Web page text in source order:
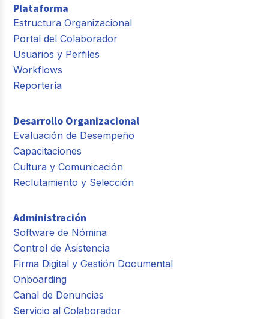
Plataforma
Estructura Organizacional
Portal del Colaborador
Usuarios y Perfiles
Workflows
Reportería
Desarrollo Organizacional
Evaluación de Desempeño
Capacitaciones
Cultura y Comunicación
Reclutamiento y Selección
Administración
Software de Nómina
Control de Asistencia
Firma Digital y Gestión Documental
Onboarding
Canal de Denuncias
Servicio al Colaborador